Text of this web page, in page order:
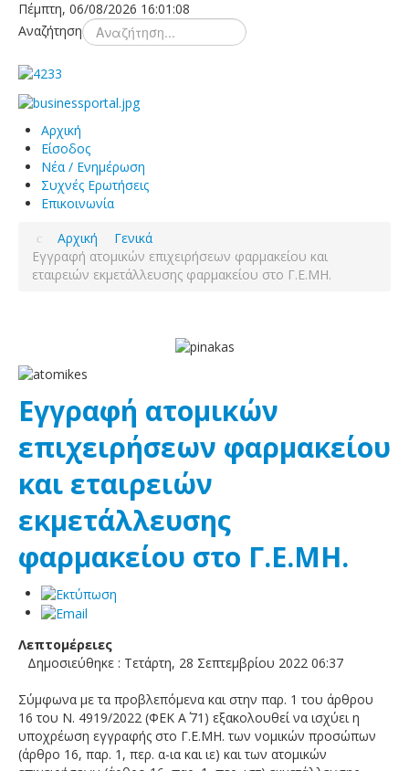
Πέμπτη, 06/08/2026 16:01:08
Αναζήτηση
Αρχική
Είσοδος
Νέα / Ενημέρωση
Συχνές Ερωτήσεις
Επικοινωνία
Αρχική
Γενικά
Εγγραφή ατομικών επιχειρήσεων φαρμακείου και
εταιρειών εκμετάλλευσης φαρμακείου στο Γ.Ε.ΜΗ.
Εγγραφή ατομικών
επιχειρήσεων φαρμακείου
και εταιρειών
εκμετάλλευσης
φαρμακείου στο Γ.Ε.ΜΗ.
Λεπτομέρειες
Δημοσιεύθηκε : Τετάρτη, 28 Σεπτεμβρίου 2022 06:37
Σύμφωνα με τα προβλεπόμενα και στην παρ. 1 του άρθρου
16 του Ν. 4919/2022 (ΦΕΚ Α΄ 71) εξακολουθεί να ισχύει η
υποχρέωση εγγραφής στο Γ.Ε.ΜΗ. των νομικών προσώπων
(άρθρο 16, παρ. 1, περ. α-ια και ιε) και των ατομικών